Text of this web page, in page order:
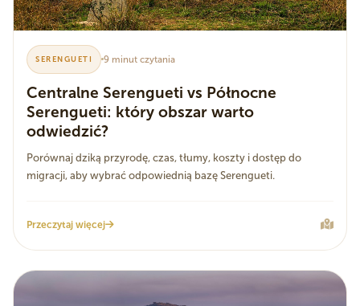
SERENGUETI 9 minut czytania
Centralne Serengueti vs Północne
Serengueti: który obszar warto
odwiedzić?
Porównaj dziką przyrodę, czas, tłumy, koszty i dostęp do
migracji, aby wybrać odpowiednią bazę Serengueti.
Przeczytaj więcej